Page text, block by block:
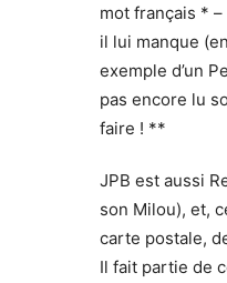
mot français *
il lui manque
exemple d’un
pas encore lu
faire ! **
JPB est aussi
son Milou), et,
carte postale,
Il fait partie de